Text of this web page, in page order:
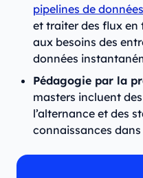
pipelines de données
et traiter des flux en
aux besoins des
données
Pédagogie par la
masters incluent
l’alternance et des
connaissances